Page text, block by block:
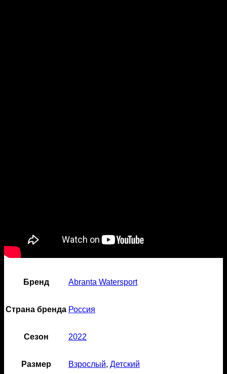
Бренд Abranta Watersport
Страна бренда Россия
Сезон 2022
Размер Взрослый, Детский